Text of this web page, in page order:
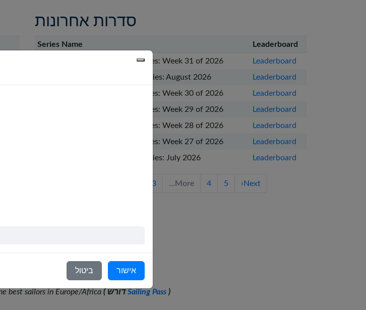
סדרות אחרונות
Series Name Leaderboard
Waszp Zone 6 Weekly Race Series: Week 31 of 2026
Leaderboard
Waszp Zone 6 Monthly Race Series: August 2026
Leaderboard
Waszp Zone 6 Weekly Race Series: Week 30 of 2026
Leaderboard
Waszp Zone 6 Weekly Race Series: Week 29 of 2026
Leaderboard
Waszp Zone 6 Weekly Race Series: Week 28 of 2026
Leaderboard
Waszp Zone 6 Weekly Race Series: Week 27 of 2026
Leaderboard
Waszp Zone 6 Monthly Race Series: July 2026
Leaderboard
3 … More 4 5 › Next
best sailors in Europe/Africa ( דורשSailing Pass)
ביטול אישור